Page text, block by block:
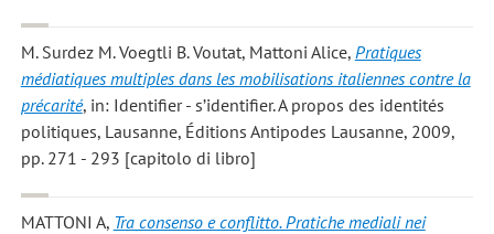
M. Surdez M. Voegtli B. Voutat, Mattoni Alice, Pratiques
médiatiques multiples dans les mobilisations italiennes contre la
précarité, in: Identifier - s’identifier. A propos des identités
politiques, Lausanne, Éditions Antipodes Lausanne, 2009,
pp. 271 - 293 [capitolo di libro]
MATTONI A, Tra consenso e conflitto. Pratiche mediali nei